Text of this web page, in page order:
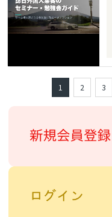
1 2 3